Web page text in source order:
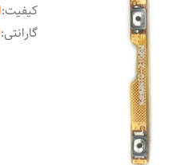
کیفیت:
گارانتی: